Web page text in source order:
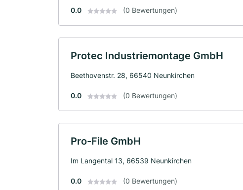
0.0 (0 Bewertungen)
Protec Industriemontage GmbH
Beethovenstr. 28, 66540 Neunkirchen
0.0 (0 Bewertungen)
Pro-File GmbH
Im Langental 13, 66539 Neunkirchen
0.0 (0 Bewertungen)